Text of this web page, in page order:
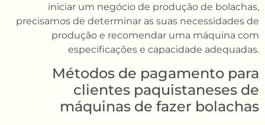
iniciar um negócio de produção de bolachas,
precisamos de determinar as suas necessidades de
produção e recomendar uma máquina com
especificações e capacidade adequadas.
Métodos de pagamento para
clientes paquistaneses de
máquinas de fazer bolachas